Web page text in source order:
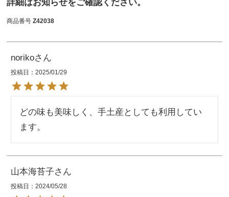
詳細はお知らせをご確認ください。
商品番号 Z42038
noriko
投稿日 2025/01/29
どの味も美味しく、手土産としても利用してい
ます。
山本海苔子
投稿日 2024/05/28